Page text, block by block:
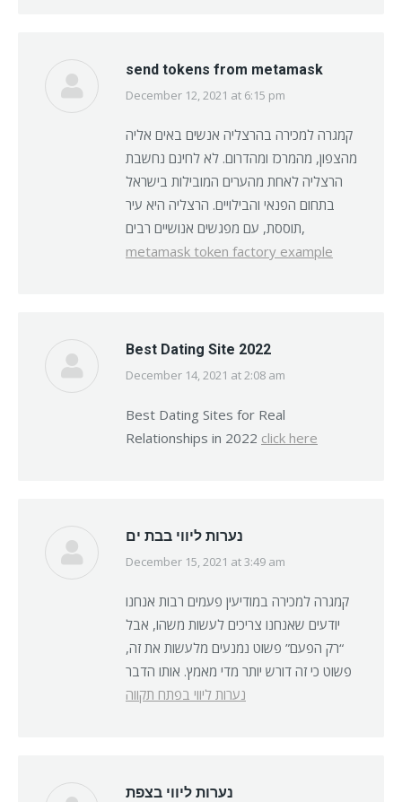
send tokens from metamask
says:
December 12, 2021 at 6:15 pm
קמגרה למכירה בהרצליה אנשים באים אליה
מהצפון, מהמרכז ומהדרום. לא לחינם נחשבת
הרצליה לאחת מהערים המובילות בישראל
בתחום הפנאי והבילויים. הרצליה היא עיר
תוססת, עם מפגשים אנושיים רבים,
metamask token factory example
Best Dating Site 2022
says:
December 14, 2021 at 2:08 am
Best Dating Sites for Real
Relationships in 2022 click here
נערות ליווי בבת ים
says:
December 15, 2021 at 3:49 am
קמגרה למכירה במודיעין פעמים רבות אנחנו
יודעים שאנחנו צריכים לעשות משהו, אבל
“רק הפעם” פשוט נמנעים מלעשות את זה,
פשוט כי זה דורש יותר מדי מאמץ. אותו הדבר
נערות ליווי בפתח תקווה
נערות ליווי בצפת